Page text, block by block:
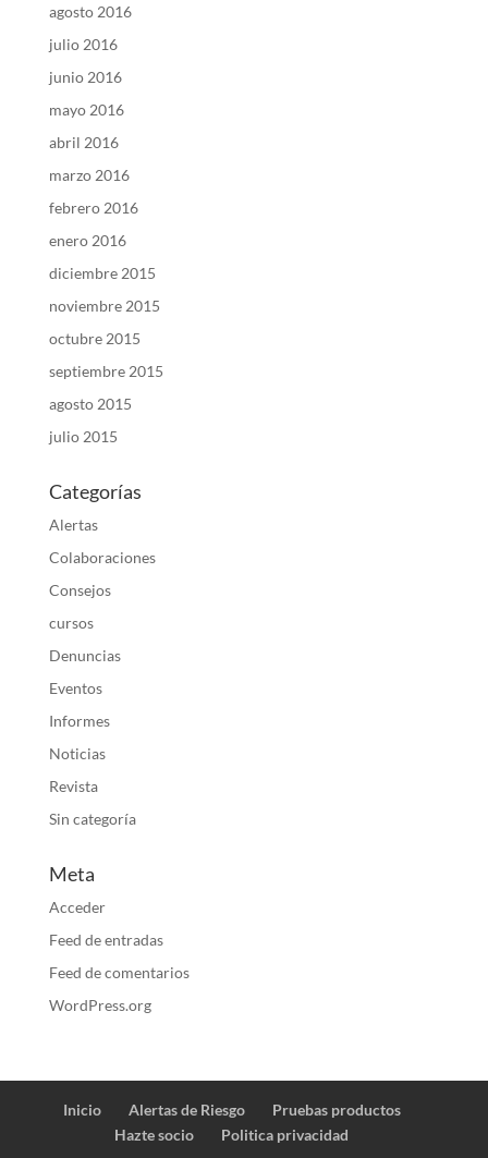
agosto 2016
julio 2016
junio 2016
mayo 2016
abril 2016
marzo 2016
febrero 2016
enero 2016
diciembre 2015
noviembre 2015
octubre 2015
septiembre 2015
agosto 2015
julio 2015
Categorías
Alertas
Colaboraciones
Consejos
cursos
Denuncias
Eventos
Informes
Noticias
Revista
Sin categoría
Meta
Acceder
Feed de entradas
Feed de comentarios
WordPress.org
Inicio Alertas de Riesgo
Pruebas productos
Hazte socio
Politica privacidad